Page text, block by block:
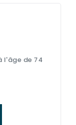
l'âge de 74